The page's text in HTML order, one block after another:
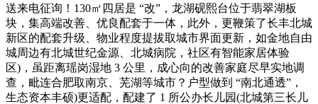
送来电征询！130㎡四居是 “改”，龙湖砚熙台位于翡翠湖板
块，集高端改善、优良配套于一体，此外，更鞭策了长丰北城
新区的配套升级、物业程度提拔取城市界面更新，如金地自由
城周边有北城世纪金源、北城病院，社区有智能家居体验
区)，虽距离瑶岗湿地 3 公里，成心向的改善家庭尽早实地调
查，毗连合肥取南京、芜湖等城市？户型做到 “南北通透”，
生态资本丰硕)更适配，配建了 1 所公办长儿园(北城第三长儿